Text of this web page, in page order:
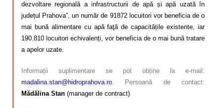
dezvoltare regională a infrastructurii de apă și apă uzată în
județul Prahova”, un număr de 91872 locuitori vor beneficia de o
mai bună alimentare cu apă faţă de capacitățile existente, iar
190.810 locuitori echivalenți, vor beneficia de o mai bună tratare
a apelor uzate.
Informații suplimentare se pot obține la e-mail:
madalina.stan@hidroprahova.ro.
Persoană de contact:
Mădălina Stan (manager de contract).